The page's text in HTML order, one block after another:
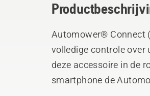
Automower® Connect
volledige controle over
deze accessoire in de robotmaaier heeft geïnstalleerd, bent u in staat om met uw
smartphone de